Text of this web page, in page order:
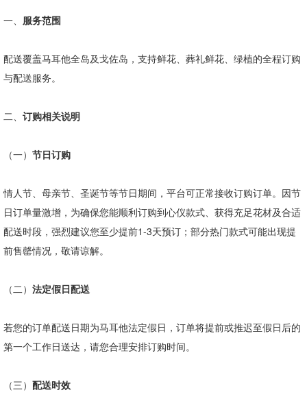
一、 服务范围
配送覆盖马耳他全岛及戈佐岛，支持鲜花、葬礼鲜花、绿植的全程订购
与配送服务。
二、 订购相关说明
（一） 节日订购
情人节、母亲节、圣诞节等节日期间，平台可正常接收订购订单。因节
日订单量激增，为确保您能顺利订购到心仪款式、获得充足花材及合适
配送时段，强烈建议您至少提前1-3天预订；部分热门款式可能出现提
前售罄情况，敬请谅解。
（二） 法定假日配送
若您的订单配送日期为马耳他法定假日，订单将提前或推迟至假日后的
第一个工作日送达，请您合理安排订购时间。
（三） 配送时效